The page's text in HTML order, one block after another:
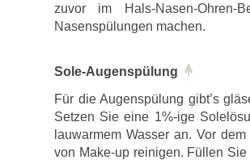
zuvor im Hals-Nasen-Ohren-
Nasenspülungen machen.
Sole-Augenspülung
Für die Augenspülung gibt’s
Setzen Sie eine 1%-ige
lauwarmem Wasser an. Vor
von Make-up reinigen. Füllen